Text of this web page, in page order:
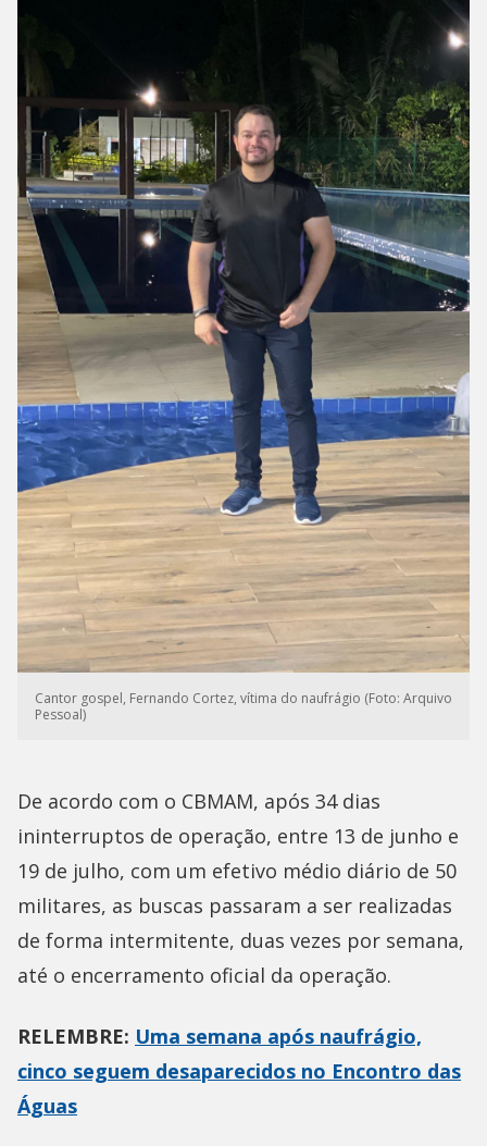
Cantor gospel, Fernando Cortez, vítima do naufrágio (Foto: Arquivo
Pessoal)
De acordo com o CBMAM, após 34 dias
ininterruptos de operação, entre 13 de junho e
19 de julho, com um efetivo médio diário de 50
militares, as buscas passaram a ser realizadas
de forma intermitente, duas vezes por semana,
até o encerramento oficial da operação.
RELEMBRE: Uma semana após naufrágio,
cinco seguem desaparecidos no Encontro das
Águas